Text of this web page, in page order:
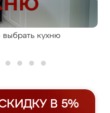
выбрать кухню
В 5%